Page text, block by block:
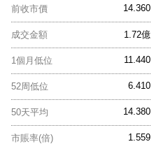
14.360
前收市價
1.72億
成交金額
11.440
1個月低位
6.410
52周低位
14.380
50天平均
1.559
市賬率(倍)